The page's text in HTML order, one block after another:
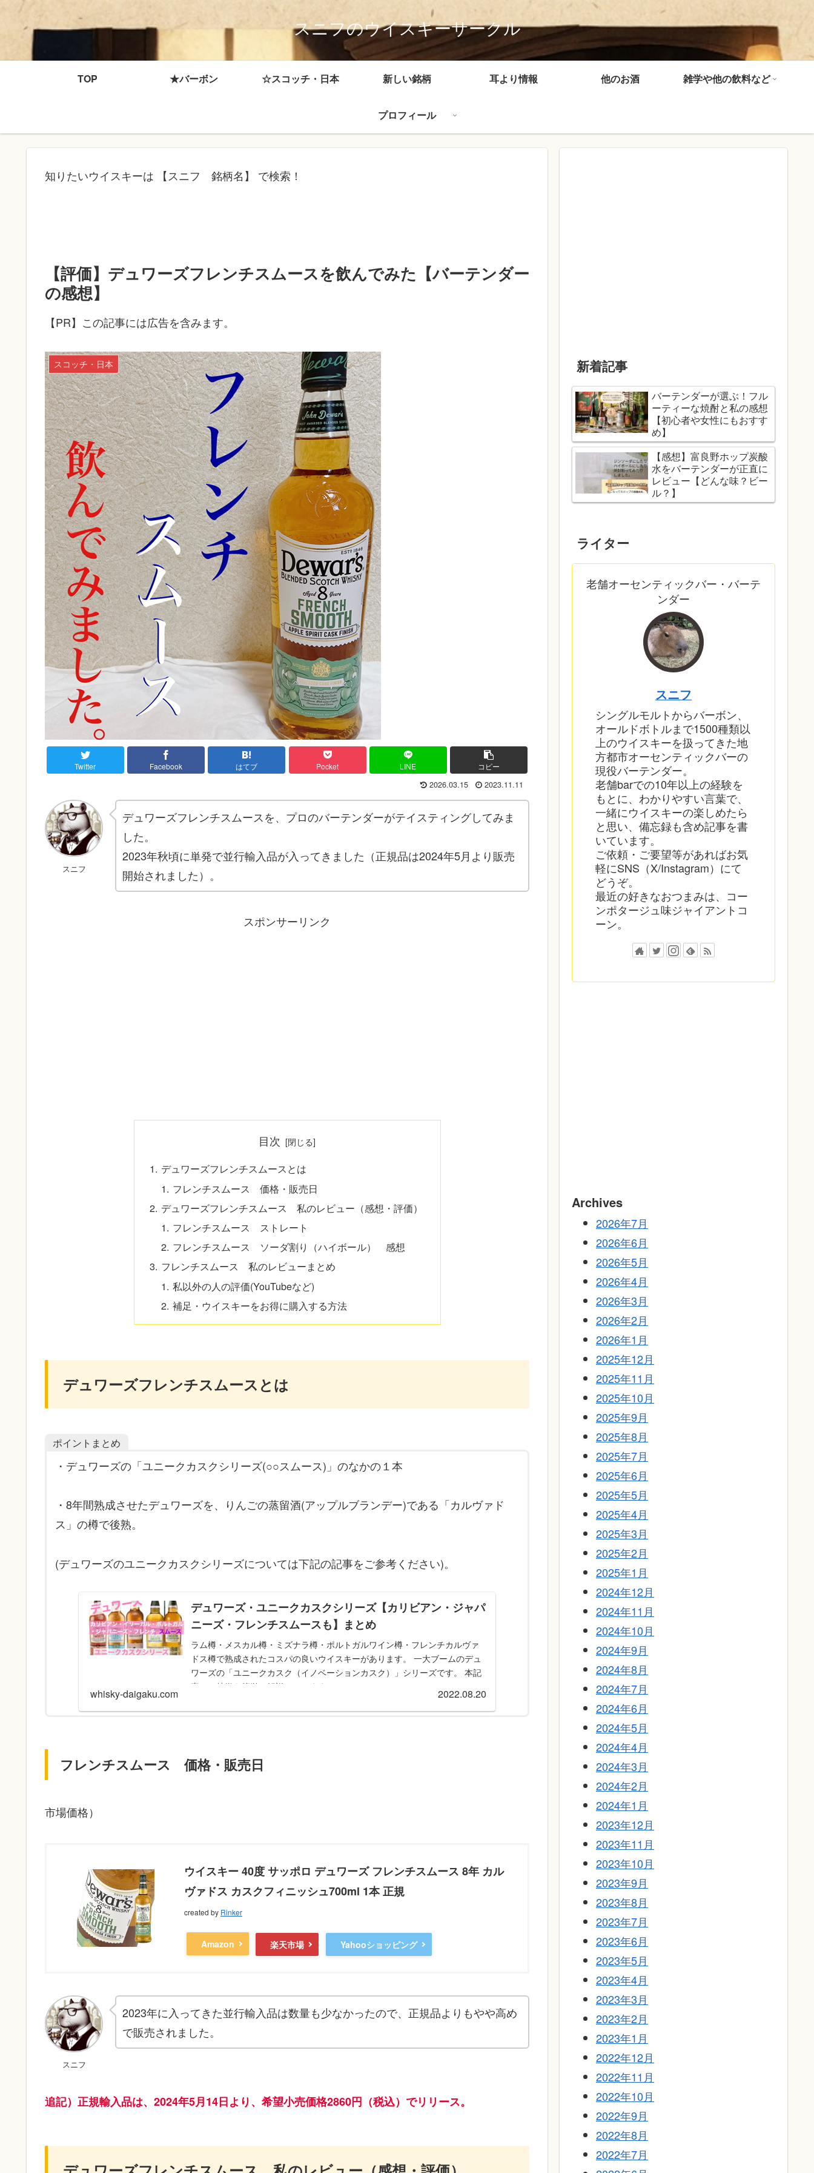
スニフのウイスキーサークル
TOP ★バーボン ☆スコッチ・日本 新しい銘柄 耳より情報 他のお酒 雑学や他の飲料など
プロフィール
知りたいウイスキーは 【スニフ 銘柄名】 で検索！
【評価】デュワーズフレンチスムースを飲んでみた【バーテンダー
の感想】
【PR】この記事には広告を含みます。
スコッチ・日本
Twitter Facebook はてブ Pocket LINE コピー
2026.03.15 2023.11.11
スニフ
デュワーズフレンチスムースを、プロのバーテンダーがテイスティングしてみま
した。
2023年秋頃に単発で並行輸入品が入ってきました（正規品は2024年5月より販売
開始されました）。
スポンサーリンク
目次
デュワーズフレンチスムースとは
フレンチスムース 価格・販売日
デュワーズフレンチスムース 私のレビュー（感想・評価）
フレンチスムース ストレート
フレンチスムース ソーダ割り（ハイボール） 感想
フレンチスムース 私のレビューまとめ
私以外の人の評価(YouTubeなど)
補足・ウイスキーをお得に購入する方法
デュワーズフレンチスムースとは
ポイントまとめ
・デュワーズの「ユニークカスクシリーズ(○○スムース)」のなかの１本
・8年間熟成させたデュワーズを、りんごの蒸留酒(アップルブランデー)である「カルヴァド
ス」の樽で後熟。
(デュワーズのユニークカスクシリーズについては下記の記事をご参考ください)。
デュワーズ・ユニークカスクシリーズ【カリビアン・ジャパ
ニーズ・フレンチスムースも】まとめ
ラム樽・メスカル樽・ミズナラ樽・ポルトガルワイン樽・フレンチカルヴァ
ドス樽で熟成されたコスパの良いウイスキーがあります。 一大ブームのデュ
ワーズの「ユニークカスク（イノベーションカスク）」シリーズです。 本記
事では特徴を簡単に解説しています
whisky-daigaku.com 2022.08.20
フレンチスムース 価格・販売日
市場価格）
ウイスキー 40度 サッポロ デュワーズ フレンチスムース 8年 カル
ヴァドス カスクフィニッシュ700ml 1本 正規
created by Rinker
Amazon 楽天市場 Yahooショッピング
スニフ
2023年に入ってきた並行輸入品は数量も少なかったので、正規品よりもやや高め
で販売されました。
追記）正規輸入品は、2024年5月14日より、希望小売価格2860円（税込）でリリース。
新着記事
バーテンダーが選ぶ！フル
ーティーな焼酎と私の感想
【初心者や女性にもおすす
め】
【感想】富良野ホップ炭酸
水をバーテンダーが正直に
レビュー【どんな味？ビー
ル？】
ライター
老舗オーセンティックバー・バーテ
ンダー
スニフ
シングルモルトからバーボン、
オールドボトルまで1500種類以
上のウイスキーを扱ってきた地
方都市オーセンティックバーの
現役バーテンダー。
老舗barでの10年以上の経験を
もとに、わかりやすい言葉で、
一緒にウイスキーの楽しめたら
と思い、備忘録も含め記事を書
いています。
ご依頼・ご要望等があればお気
軽にSNS（X/Instagram）にて
どうぞ。
最近の好きなおつまみは、コー
ンポタージュ味ジャイアントコ
ーン。
Archives
2026年7月
2026年6月
2026年5月
2026年4月
2026年3月
2026年2月
2026年1月
2025年12月
2025年11月
2025年10月
2025年9月
2025年8月
2025年7月
2025年6月
2025年5月
2025年4月
2025年3月
2025年2月
2025年1月
2024年12月
2024年11月
2024年10月
2024年9月
2024年8月
2024年7月
2024年6月
2024年5月
2024年4月
2024年3月
2024年2月
2024年1月
2023年12月
2023年11月
2023年10月
2023年9月
2023年8月
2023年7月
2023年6月
2023年5月
2023年4月
2023年3月
2023年2月
2023年1月
2022年12月
2022年11月
2022年10月
2022年9月
2022年8月
2022年7月